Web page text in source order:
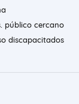
público cercano
discapacitados